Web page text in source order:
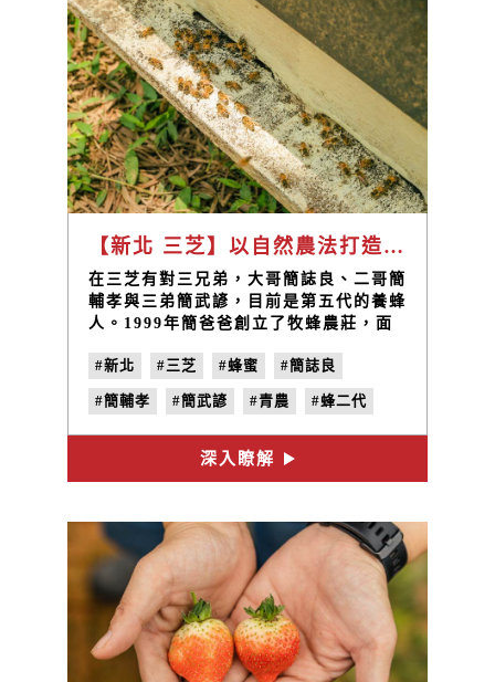
【新北 三芝】以自然農法打造綠色永續農場，創造蜂蜜行銷的新里程 / 牧蜂農莊 簡誌良、簡輔孝、簡武諺
​在三芝有對三兄弟，大哥簡誌良、二哥簡
輔孝與三弟簡武諺，目前是第五代的養蜂
人。1999年簡爸爸創立了牧蜂農莊，面
在求學階段的三兄弟，到農田裡務農及養
蜂，體驗耕作的辛勞，目前除了生產招牌
的蜂蜜之外，還有茭白筍、糙米、白米等
農產品。
#新北 #三芝 #蜂蜜 #簡誌良
#簡輔孝 #簡武諺 #青農 #蜂二代
#牧蜂農莊
深入瞭解